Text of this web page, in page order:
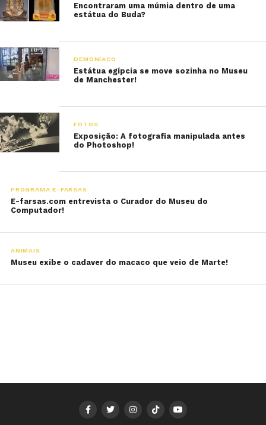
Encontraram uma múmia dentro de uma
estátua do Buda?
DEMONÍACO
Estátua egípcia se move sozinha no Museu
de Manchester!
FOTOS
Exposição: A fotografia manipulada antes
do Photoshop!
PROGRAMA E-FARSAS
E-farsas.com entrevista o Curador do Museu do
Computador!
ANIMAIS
Museu exibe o cadaver do macaco que veio de Marte!